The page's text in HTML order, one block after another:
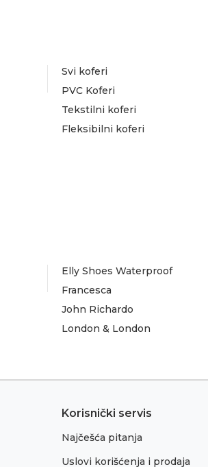
Svi koferi
PVC Koferi
Tekstilni koferi
Fleksibilni koferi
Elly Shoes Waterproof
Francesca
John Richardo
London & London
Korisnički servis
Najčešća pitanja
Uslovi korišćenja i prodaja